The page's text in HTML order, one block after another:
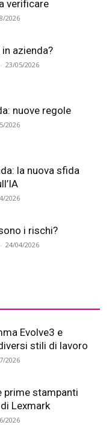
verificare
2026
azienda?
- 23/05/2026
nuove regole
2026
la nuova sfida
2026
i rischi?
- 24/04/2026
Evolve3 e
stili di lavoro
2026
prime stampanti
Lexmark
2026